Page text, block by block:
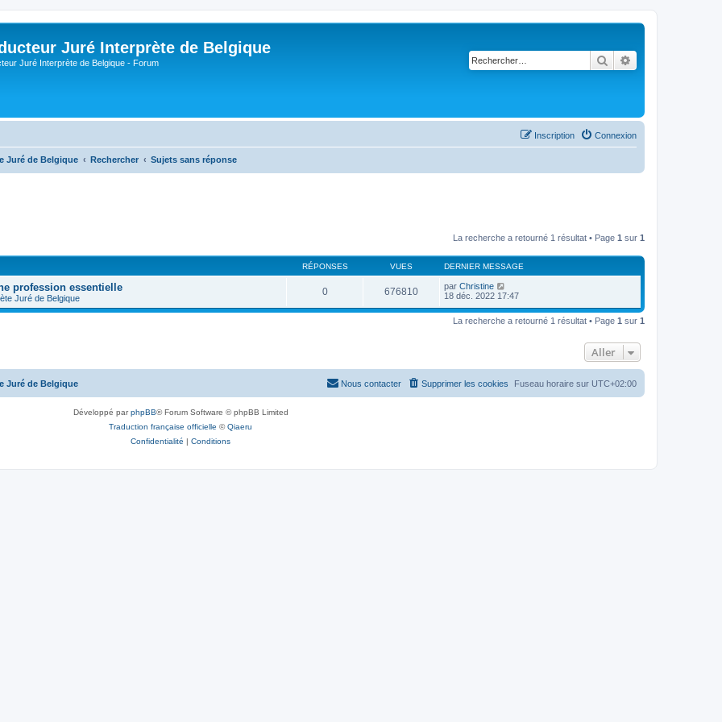
Juré Interprète de Belgique
Juré Interprète de Belgique - Forum Rechercher
Connexion
Inscription
Juré de Belgique Rechercher Sujets sans réponse
La recherche a retourné 1 résultat • Page 1 sur 1
RÉPONSES VUES DERNIER MESSAGE
profession essentielle
Juré de Belgique
0 676810 par Christine
18 déc. 2022 17:47
La recherche a retourné 1 résultat • Page 1 sur 1
Aller
Juré de Belgique Fuseau horaire sur UTC+02:00
Supprimer les cookies
Nous contacter
Développé parphpBB® Forum Software © phpBB Limited
Traduction française officielle ©Qiaeru
Confidentialité | Conditions